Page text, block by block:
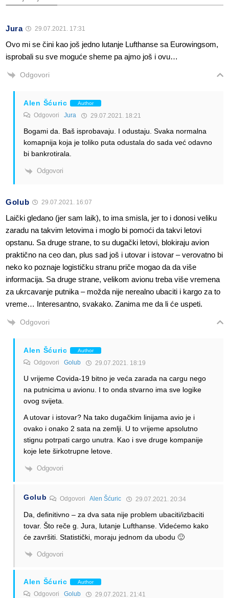
Jura 29.07.2021. 17:31
Ovo mi se čini kao još jedno lutanje Lufthanse sa Eurowingsom,
isprobali su sve moguće sheme pa ajmo još i ovu…
Odgovori
Alen Šćuric Author
Odgovori Jura 29.07.2021. 18:21
Bogami da. Baš isprobavaju. I odustaju. Svaka normalna
komapnija koja je toliko puta odustala do sada već odavno
bi bankrotirala.
Odgovori
Golub 29.07.2021. 16:07
Laički gledano (jer sam laik), to ima smisla, jer to i donosi veliku
zaradu na takvim letovima i moglo bi pomoći da takvi letovi
opstanu. Sa druge strane, to su dugački letovi, blokiraju avion
praktično na ceo dan, plus sad još i utovar i istovar – verovatno bi
neko ko poznaje logističku stranu priče mogao da da više
informacija. Sa druge strane, velikom avionu treba više vremena
za ukrcavanje putnika – možda nije nerealno ubaciti i kargo za to
vreme… Interesantno, svakako. Zanima me da li će uspeti.
Odgovori
Alen Šćuric Author
Odgovori Golub 29.07.2021. 18:19
U vrijeme Covida-19 bitno je veća zarada na cargu nego
na putnicima u avionu. I to onda stvarno ima sve logike
ovog svijeta.
A utovar i istovar? Na tako dugačkim linijama avio je i
ovako i onako 2 sata na zemlji. U to vrijeme apsolutno
stignu potrpati cargo unutra. Kao i sve druge kompanije
koje lete širkotrupne letove.
Odgovori
Golub Odgovori Alen Šćuric 29.07.2021. 20:34
Da, definitivno – za dva sata nije problem ubaciti/izbaciti
tovar. Što reče g. Jura, lutanje Lufthanse. Videćemo kako
će završiti. Statistički, moraju jednom da ubodu 🙂
Odgovori
Alen Šćuric Author
Odgovori Golub 29.07.2021. 21:41